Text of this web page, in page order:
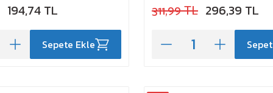
194,74 TL
Sepete Ekle
311,99 TL 296,39 TL